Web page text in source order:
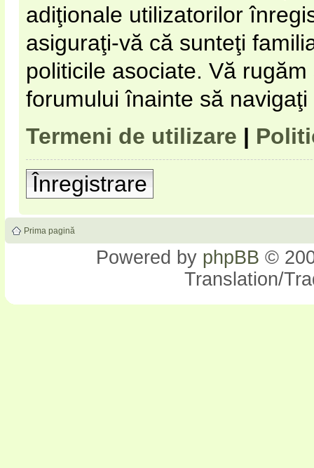
adiţionale utilizatorilor
asiguraţi-vă că sunteţi
politicile asociate. Vă
forumului înainte să
Termeni de utilizare |
Înregistrare
Prima pagină
Powered by phpBB ©
Translation/